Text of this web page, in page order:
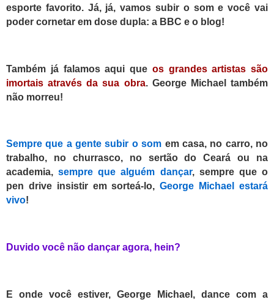
esporte favorito. Já, já, vamos subir o som e você vai
poder cornetar em dose dupla: a BBC e o blog!
Também já falamos aqui que os grandes artistas são
imortais através da sua obra. George Michael também
não morreu!
Sempre que a gente subir o som em casa, no carro, no
trabalho, no churrasco, no sertão do Ceará ou na
academia,sempre que alguém dançar, sempre que o
pen drive insistir em sorteá-lo,George Michael estará
vivo!
Duvido você não dançar agora, hein?
E onde você estiver, George Michael, dance com a